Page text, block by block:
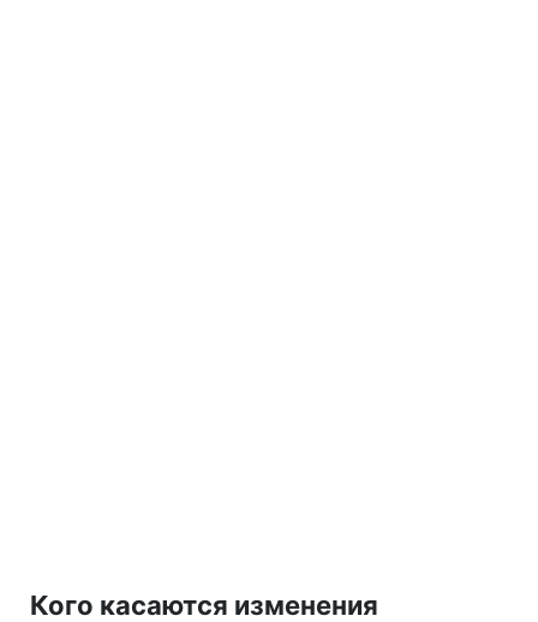
Кого касаются изменения